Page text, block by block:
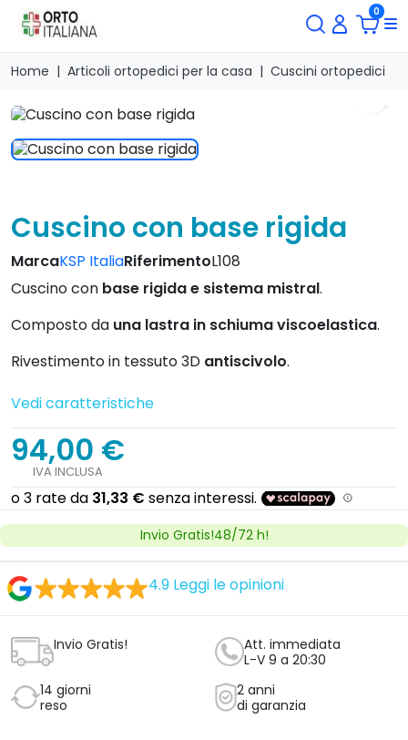
0
Home Articoli ortopedici per la casa Cuscini ortopedici
Cuscino con base rigida
MarcaKSP ItaliaRiferimentoL108
Cuscino con base rigida e sistema mistral.
Composto da una lastra in schiuma viscoelastica.
Rivestimento in tessuto 3D antiscivolo.
Vedi caratteristiche
94,00 €
IVA INCLUSA
Invio Gratis!48/72 h!
4.9 Leggi le opinioni
Invio Gratis!
Att. immediata
L-V 9 a 20:30
14 giorni
reso
2 anni
di garanzia